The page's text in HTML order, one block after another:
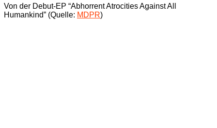
Von der Debut-EP “Abhorrent Atrocities Against All
Humankind” (Quelle: MDPR)